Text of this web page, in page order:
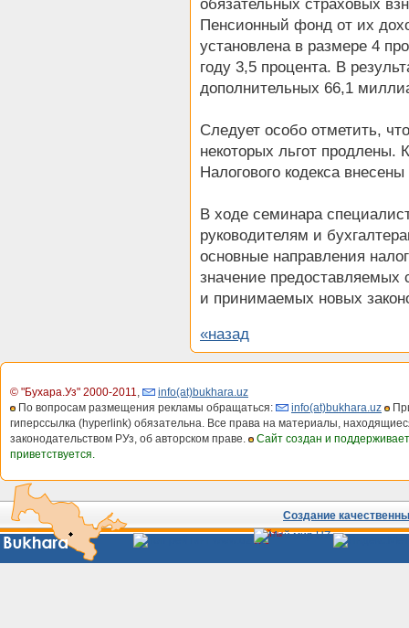
обязательных страховых
Пенсионный фонд от их
установлена в размере 4
году 3,5 процента. В
дополнительных 66,1
Следует особо отметить,
некоторых льгот продлены.
Налогового кодекса
В ходе семинара
руководителям и
основные направления
значение предоставляемых
и принимаемых новых
«назад
© "Бухара.Уз" 2000-2011
info(at)bukhara.uz
По вопросам размещения рекламы обращаться:
info(at)bukhara.uz
гиперссылка (hyperlink) обязательна. Все права на материалы,
законодательством РУз, об авторском праве.
Сайт создан и
приветствуется.
Создание
Сайты
Узбекистана